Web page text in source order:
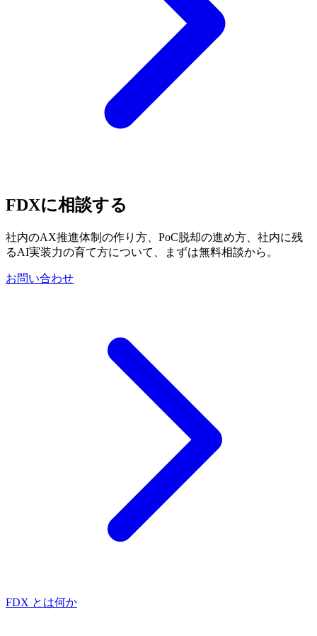
FDXに​相談する
社内のAX推進体制の作り方、PoC脱却の進め方、社内に残
るAI実装力の育て方について、まずは無料相談から。
お問い合わせ
FDX とは何か